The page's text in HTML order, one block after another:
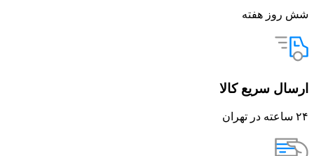
شش روز هفته
ارسال سریع کالا
۲۴ ساعته در تهران